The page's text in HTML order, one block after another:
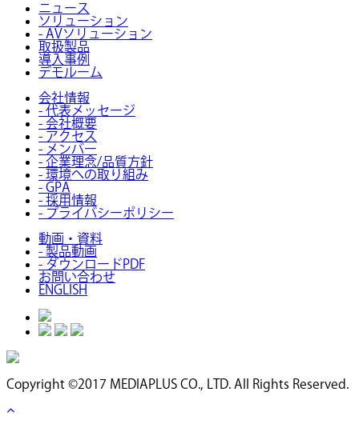
ニュース
ソリューション
- AVソリューション
取扱製品
導入事例
デモルーム
会社情報
- 代表メッセージ
- 会社概要
- アクセス
- メンバー
- 企業理念/品質方針
- 環境への取り組み
- GPA
- 採用情報
- プライバシーポリシー
動画・資料
- 製品動画
- ダウンロードPDF
お問い合わせ
ENGLISH
Copyright ©2017 MEDIAPLUS CO., LTD. All Rights Reserved.